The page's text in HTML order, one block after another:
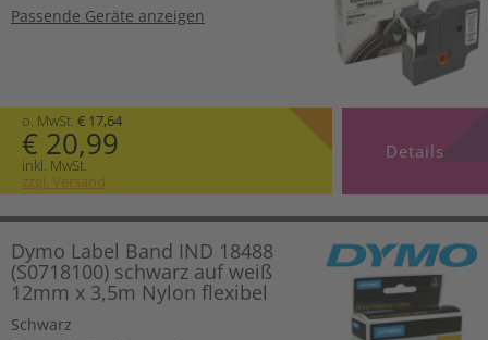
Passende Geräte anzeigen
o. MwSt. € 17,64
€ 20,99
inkl. MwSt.
zzgl. Versand
Details
Dymo Label Band IND 18488
(S0718100) schwarz auf weiß
12mm x 3,5m Nylon flexibel
Schwarz